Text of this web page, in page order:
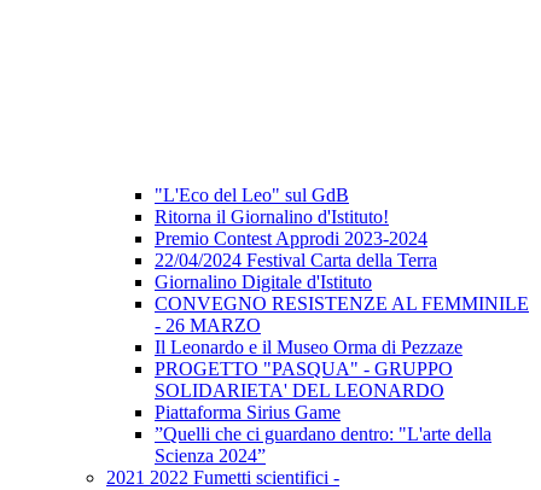
"L'Eco del Leo" sul GdB
Ritorna il Giornalino d'Istituto!
Premio Contest Approdi 2023-2024
22/04/2024 Festival Carta della Terra
Giornalino Digitale d'Istituto
CONVEGNO RESISTENZE AL FEMMINILE
- 26 MARZO
Il Leonardo e il Museo Orma di Pezzaze
PROGETTO "PASQUA" - GRUPPO
SOLIDARIETA' DEL LEONARDO
Piattaforma Sirius Game
”Quelli che ci guardano dentro: "L'arte della
Scienza 2024”
2021 2022 Fumetti scientifici -